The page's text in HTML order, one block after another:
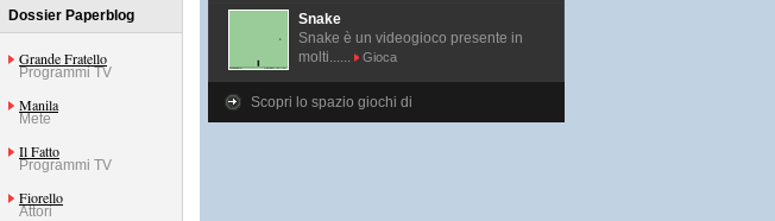
Dossier Paperblog
Grande Fratello
Programmi TV
Manila
Mete
Il Fatto
Programmi TV
Fiorello
Attori
Snake
Snake è un videogioco presente in
molti......
Gioca
Scopri lo spazio giochi di